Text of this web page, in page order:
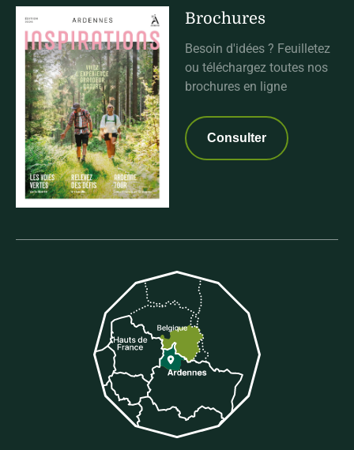
Brochures
Besoin d'idées ? Feuilletez
ou téléchargez toutes nos
brochures en ligne
Consulter